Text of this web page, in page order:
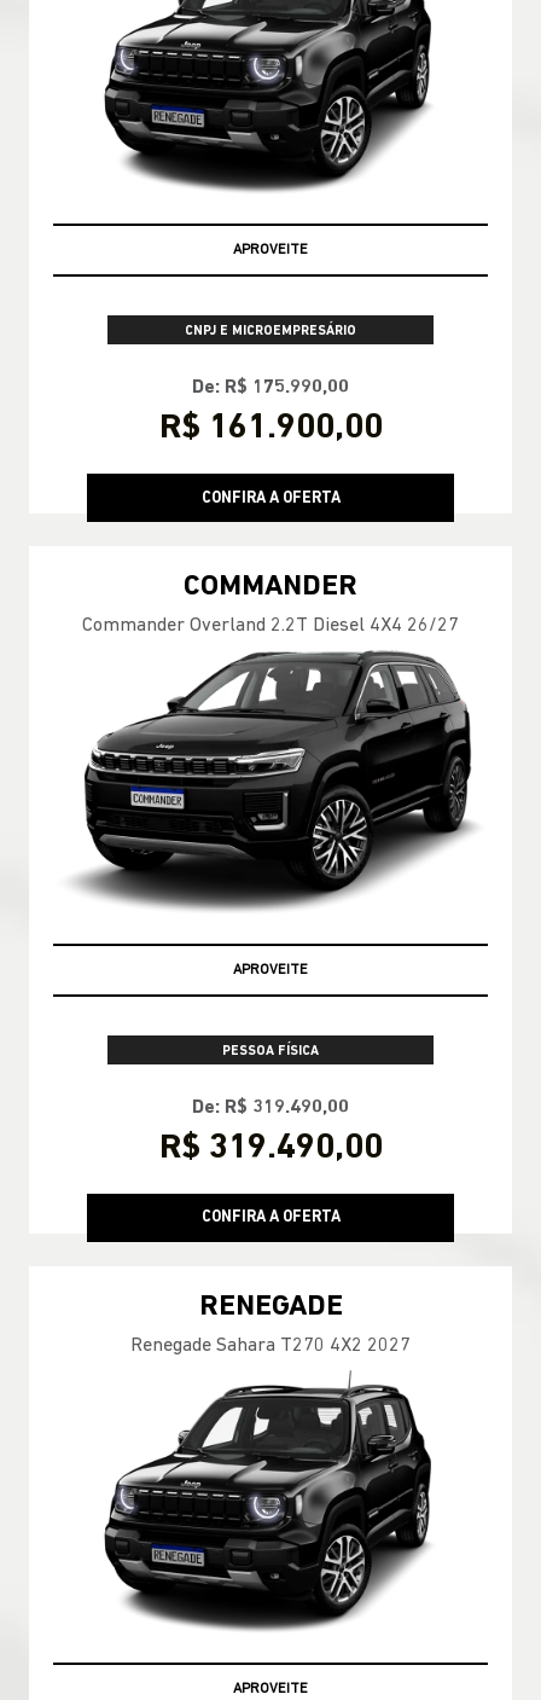
APROVEITE
CNPJ E MICROEMPRESÁRIO
De: R$ 175.990,00
R$ 161.900,00
CONFIRA A OFERTA
COMMANDER
Commander Overland 2.2T Diesel 4X4 26/27
APROVEITE
PESSOA FÍSICA
De: R$ 319.490,00
R$ 319.490,00
CONFIRA A OFERTA
RENEGADE
Renegade Sahara T270 4X2 2027
APROVEITE